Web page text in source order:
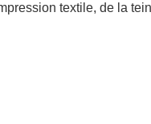
textile, de la